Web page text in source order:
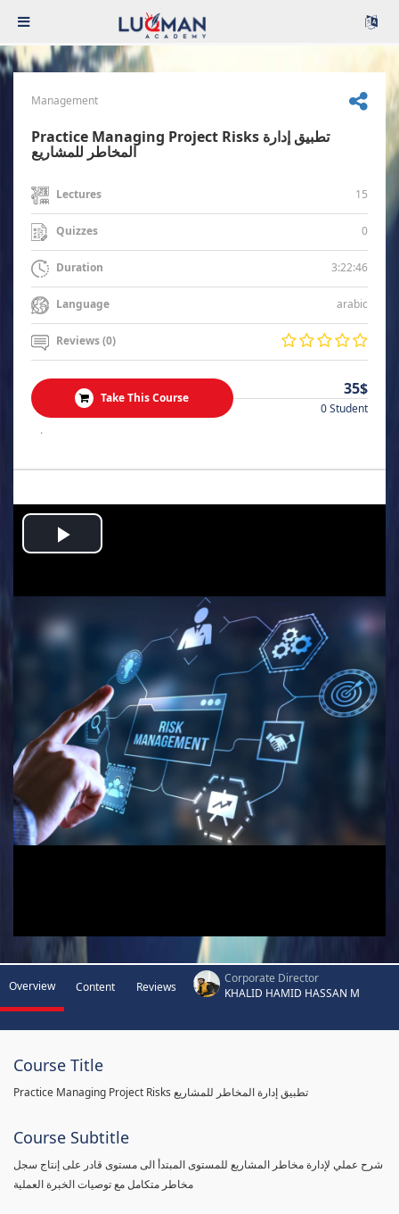
Management
Practice Managing Project Risks تطبيق إدارة
المخاطر للمشاريع
Lectures 15
Quizzes 0
Duration 3:22:46
Language arabic
Reviews (0)
Take This Course 35$
0 Student
.
Play
Video
Overview Content Reviews
Corporate Director
KHALID HAMID HASSAN M
Course Title
Practice Managing Project Risks تطبيق إدارة المخاطر للمشاريع
Course Subtitle
شرح عملي لإدارة مخاطر المشاريع للمستوى المبتدأ الى مستوى قادر على إنتاج سجل
مخاطر متكامل مع توصيات الخبرة العملية